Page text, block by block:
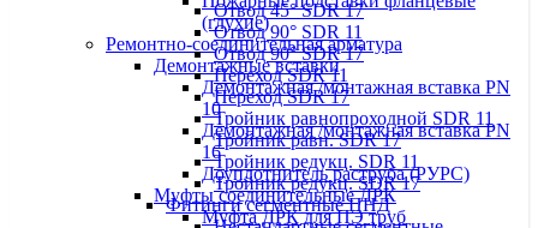
(глухие)
Ремонтно-соединительная арматура
Демонтажные вставки
Демонтажная /монтажная вставка PN
10
Демонтажная /монтажная вставка PN
16
Доуплотнитель раструба (РУРС)
Муфты соединительные ДРК
Муфта ДРК для ПЭ труб
Отвод 45° SDR 17
Отвод 90° SDR 11
Отвод 90° SDR 17
Переход SDR 11
Переход SDR 17
Тройник равнопроходной SDR 11
Тройник равн. SDR 17
Тройник редукц. SDR 11
Тройник редукц. SDR 17
Фитинги сегментные ПНД